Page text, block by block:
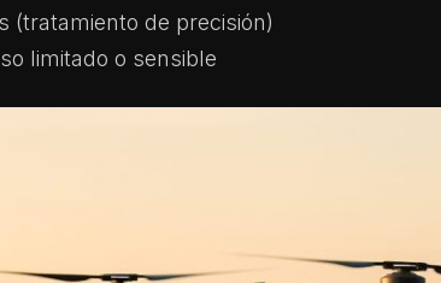
(tratamiento de precisión)
limitado o sensible